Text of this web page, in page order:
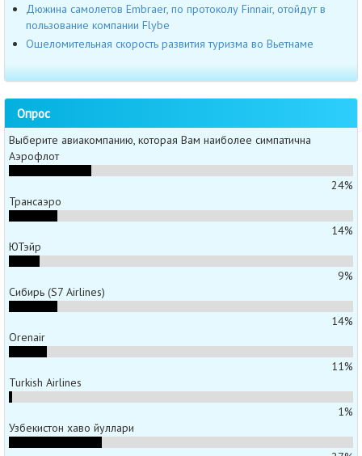
Дюжина самолетов Embraer, по протоколу Finnair, отойдут в
пользование компании Flybe
Ошеломительная скорость развития туризма во Вьетнаме
Опрос
Выберите авиакомпанию, которая Вам наиболее симпатична
Аэрофлот
24%
Трансаэро
14%
ЮТэйр
9%
Сибирь (S7 Airlines)
14%
Orenair
11%
Turkish Airlines
1%
Узбекистон хаво йуллари